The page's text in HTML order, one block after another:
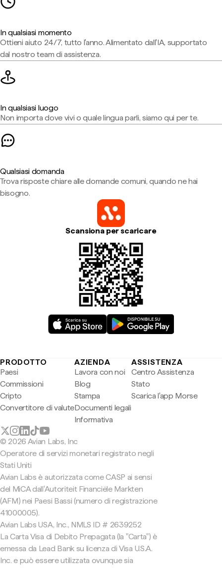
In qualsiasi momento
Ottieni aiuto 24/7, tutto l'anno. Alimentato dall'IA, supportato
dal nostro team di assistenza.
In qualsiasi luogo
Non importa dove vivi o quale lingua parli, siamo qui per te.
Qualsiasi domanda
Trova risposte chiare alle domande comuni, quando ne hai
bisogno.
Scansiona per scaricare
PRODOTTO
Paesi
Commissioni
Cripto
Convertitore di valute
AZIENDA
Lavora con noi
Blog
Stampa
Documenti legali
Informativa
ASSISTENZA
Centro Assistenza
Stato
Scarica l'app Morse
© 2026 Avian Labs, Inc
Operatore di servizi monetari registrato negli
Stati Uniti
Avian Labs è autorizzata come CASP ai sensi
del MiCA dall'Autoriteit Financiële Markten
(AFM) nei Paesi Bassi (numero di registrazione
41000005).
Avian Labs USA, Inc., NMLS ID # 2639252
La Carta Visa di Debito Prepagata (la "Carta") è
emessa da Lead Bank su licenza di Visa U.S.A.
Inc. e può essere utilizzata ovunque sia